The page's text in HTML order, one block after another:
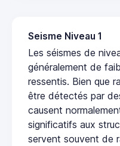
Seisme Niveau 1
Les séismes de
généralement de
ressentis. Bien que
être détectés par
causent
significatifs aux
servent souvent de